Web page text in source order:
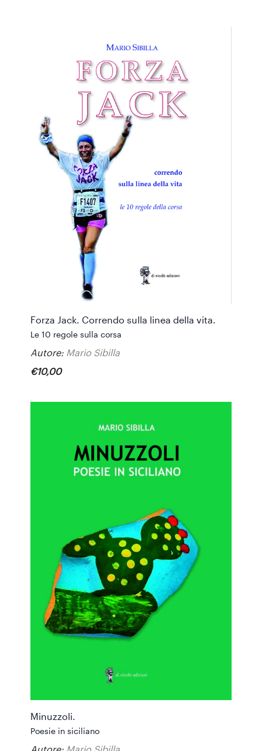
Forza Jack. Correndo sulla linea della vita.
Le 10 regole sulla corsa
Autore: Mario Sibilla
€10,00
Minuzzoli.
Poesie in siciliano